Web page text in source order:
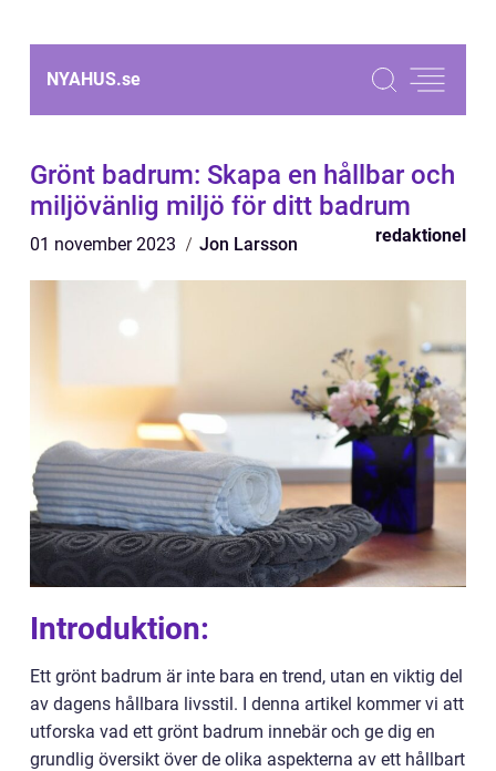
NYAHUS.se
Grönt badrum: Skapa en hållbar och
miljövänlig miljö för ditt badrum
01 november 2023 Jon Larsson redaktionel
Introduktion:
Ett grönt badrum är inte bara en trend, utan en viktig del
av dagens hållbara livsstil. I denna artikel kommer vi att
utforska vad ett grönt badrum innebär och ge dig en
grundlig översikt över de olika aspekterna av ett hållbart